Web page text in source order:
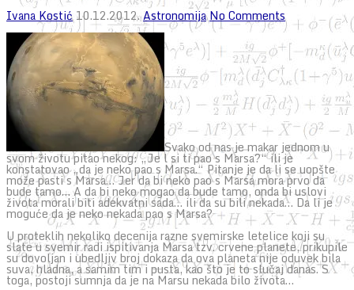
Ivana Kostić 10.12.2012. Astronomija No Comments
Svako od nas je makar jednom u
svom životu pitao nekog: „Je l si ti pao s Marsa?“ ili je
konstatovao „da je neko pao s Marsa.“ Pitanje je da li se uopšte
može pasti s Marsa… Jer da bi neko pao s Marsa mora prvo da
bude tamo… A da bi neko mogao da bude tamo, onda bi uslovi
života morali biti adekvatni sada… ili da su bili nekada… Da li je
moguće da je neko nekada pao s Marsa?
U proteklih nekoliko decenija razne svemirske letelice koji su
slate u svemir radi ispitivanja Marsa tzv. crvene planete, prikupile
su dovoljan i ubedljiv broj dokaza da ova planeta nije oduvek bila
suva, hladna, a samim tim i pusta, kao što je to slučaj danas. S
toga, postoji sumnja da je na Marsu nekada bilo života…